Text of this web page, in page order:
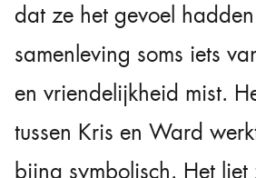
dat ze het gevoel
samenleving soms iets
en vriendelijkheid mist.
tussen Kris en Ward
bijna symbolisch. Het liet